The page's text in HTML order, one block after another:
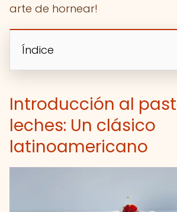
arte de hornear!
Índice
Introducción al
leches: Un clásico
latinoamericano